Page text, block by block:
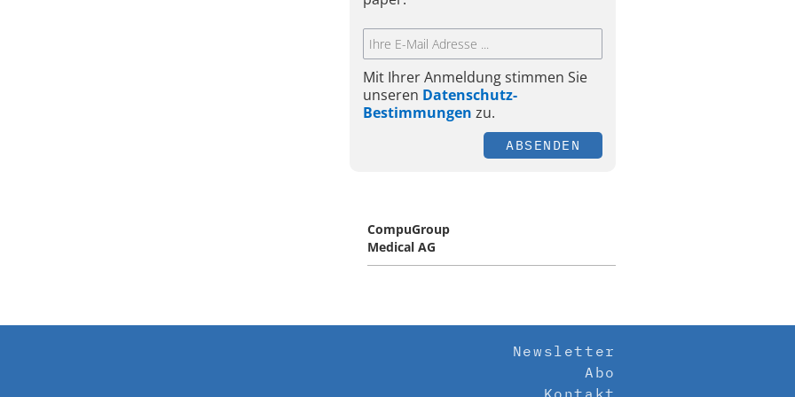
Mit Ihrer Anmeldung stimmen Sie
unseren Datenschutz-
Bestimmungen zu.
ABSENDEN
CompuGroup
Medical AG
Newsletter
Abo